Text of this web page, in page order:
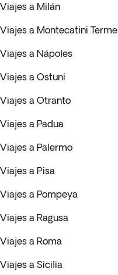
Viajes a Milán
Viajes a Montecatini Terme
Viajes a Nápoles
Viajes a Ostuni
Viajes a Otranto
Viajes a Padua
Viajes a Palermo
Viajes a Pisa
Viajes a Pompeya
Viajes a Ragusa
Viajes a Roma
Viajes a Sicilia